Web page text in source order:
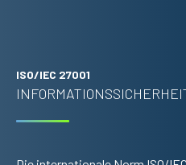
ISO/IEC 27001